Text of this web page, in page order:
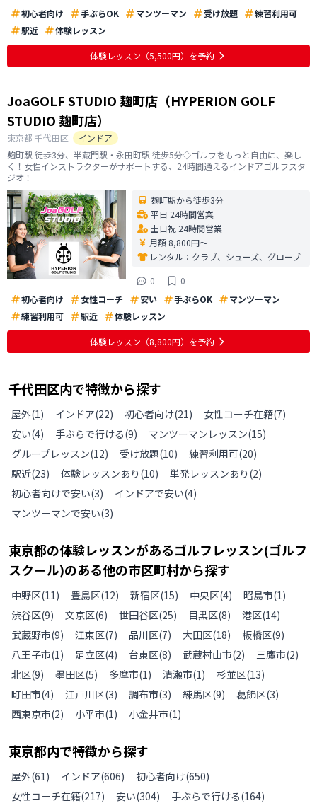
初心者向け
手ぶらOK マンツーマン 受け放題
練習利用可
駅近
体験レッスン
体験レッスン （5,500円） を予約
JoaGOLF STUDIO 麹町店（HYPERION GOLF
STUDIO 麹町店）
東京都 千代田区
インドア
麹町駅 徒歩3分、半蔵門駅・永田町駅 徒歩5分◇ゴルフをもっと自由に、楽し
く！女性インストラクターがサポートする、24時間通えるインドアゴルフスタ
ジオ！
麹町駅から徒歩3分
平日 24時間営業
土日祝 24時間営業
月額 8,800円〜
レンタル： クラブ、シューズ、グローブ
0
0
初心者向け
女性コーチ 安い 手ぶらOK
マンツーマン
練習利用可
駅近 体験レッスン
体験レッスン （8,800円） を予約
千代田区内で特徴から探す
屋外(1) インドア(22) 初心者向け(21) 女性コーチ在籍(7)
安い(4) 手ぶらで行ける(9) マンツーマンレッスン(15)
グループレッスン(12) 受け放題(10) 練習利用可(20)
駅近(23) 体験レッスンあり (10) 単発レッスンあり (2)
初心者向けで安い(3) インドアで安い(4)
マンツーマンで安い(3)
東京都の体験レッスンがあるゴルフレッスン(ゴルフ
スクール)のある他の市区町村から探す
中野区(11) 豊島区(12) 新宿区(15) 中央区(4) 昭島市(1)
渋谷区(9) 文京区(6) 世田谷区(25) 目黒区(8) 港区(14)
武蔵野市(9) 江東区(7) 品川区(7) 大田区(18) 板橋区(9)
八王子市(1) 足立区(4) 台東区(8) 武蔵村山市(2) 三鷹市(2)
北区(9) 墨田区(5) 多摩市(1) 清瀬市(1) 杉並区(13)
町田市(4) 江戸川区(3) 調布市(3) 練馬区(9) 葛飾区(3)
西東京市(2) 小平市(1) 小金井市(1)
東京都内で特徴から探す
屋外(61) インドア(606) 初心者向け(650)
女性コーチ在籍(217) 安い(304) 手ぶらで行ける(164)